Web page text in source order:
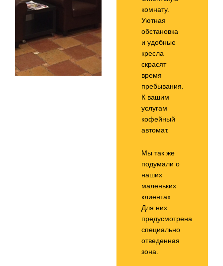
комнату.
Уютная
обстановка
и удобные
кресла
скрасят
время
пребывания.
К вашим
услугам
кофейный
автомат.
Мы так же
подумали о
наших
маленьких
клиентах.
Для них
предусмотрена
специально
отведенная
зона.